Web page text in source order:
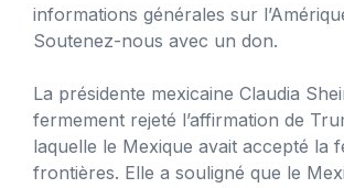
informations générales sur
Soutenez-nous avec un don.
La présidente mexicaine Claudia
fermement rejeté l’affirmation de
laquelle le Mexique avait accepté la
frontières. Elle a souligné que le